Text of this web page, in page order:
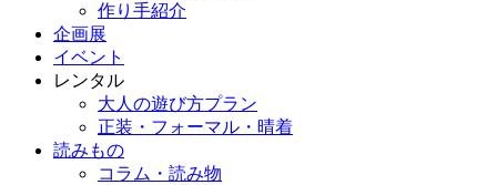
作り手紹介
企画展
イベント
レンタル
大人の遊び方プラン
正装・フォーマル・晴着
読みもの
コラム・読み物